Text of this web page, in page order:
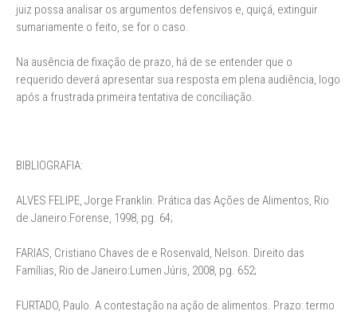
juiz possa analisar os argumentos defensivos e, quiçá, extinguir
sumariamente o feito, se for o caso.
Na ausência de fixação de prazo, há de se entender que o
requerido deverá apresentar sua resposta em plena audiência, logo
após a frustrada primeira tentativa de conciliação.
BIBLIOGRAFIA:
ALVES FELIPE, Jorge Franklin. Prática das Ações de Alimentos, Rio
de Janeiro:Forense, 1998, pg. 64;
FARIAS, Cristiano Chaves de e Rosenvald, Nelson. Direito das
Famílias, Rio de Janeiro:Lumen Júris, 2008, pg. 652;
FURTADO, Paulo. A contestação na ação de alimentos. Prazo: termo